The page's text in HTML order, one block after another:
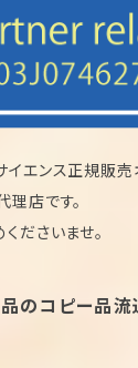
エンス正規販売
店です。
ださいませ。
コピー品流